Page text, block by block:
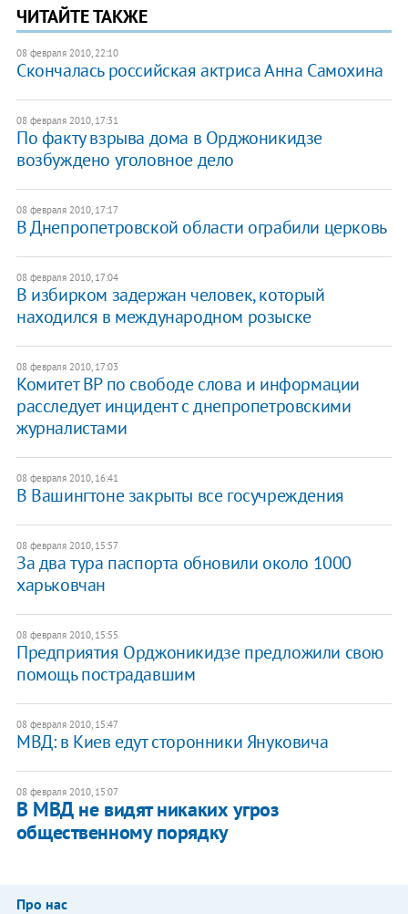
ЧИТАЙТЕ ТАКЖЕ
08 февраля 2010, 22:10
Скончалась российская актриса Анна Самохина
08 февраля 2010, 17:31
По факту взрыва дома в Орджоникидзе
возбуждено уголовное дело
08 февраля 2010, 17:17
В Днепропетровской области ограбили церковь
08 февраля 2010, 17:04
В избирком задержан человек, который
находился в международном розыске
08 февраля 2010, 17:03
Комитет ВР по свободе слова и информации
расследует инцидент с днепропетровскими
журналистами
08 февраля 2010, 16:41
В Вашингтоне закрыты все госучреждения
08 февраля 2010, 15:57
За два тура паспорта обновили около 1000
харьковчан
08 февраля 2010, 15:55
Предприятия Орджоникидзе предложили свою
помощь пострадавшим
08 февраля 2010, 15:47
МВД: в Киев едут сторонники Януковича
08 февраля 2010, 15:07
В МВД не видят никаких угроз
общественному порядку
Про нас